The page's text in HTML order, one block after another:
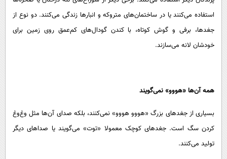
استفاده می‌کنند یا در ساختمان‌های متروکه و انبار‌ها زندگی می‌کنند. دو نوع از
جغدها، برفی و گوش کوتاه، با کندن گودال‌های کم‌عمق روی زمین برای
خودشان لانه می‌سازند.
همه آن‌ها «هووو» نمی‌گویند
بسیاری از جغد‌های بزرگ «هووو هووو» نمی‌کنند، بلکه صدای آن‌ها مثل وغ‌وغ
کردن سگ است. جغد‌های کوچک معمولا «توت» می‌گویند یا صدا‌های دیگر
تولید می‌کنند.